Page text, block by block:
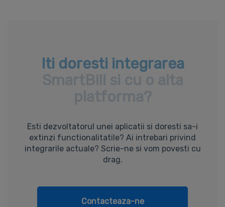
Iti doresti integrarea
Esti dezvoltatorul unei aplicatii si doresti sa-i
extinzi functionalitatile? Ai intrebari privind
integrarile actuale? Scrie-ne si vom povesti cu
drag.
Contacteaza-ne